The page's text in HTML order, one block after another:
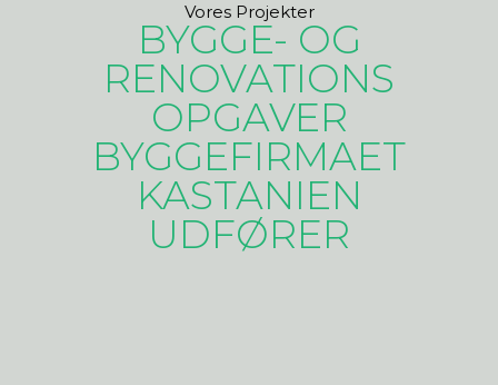
Vores Projekter
BYGGE- OG
RENOVATIONS
OPGAVER
BYGGEFIRMAET
KASTANIEN
UDFØRER